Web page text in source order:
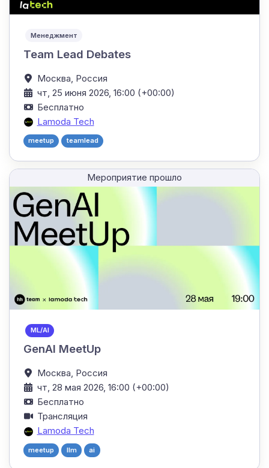
Менеджмент
Team Lead Debates
Москва, Россия
чт, 25 июня 2026, 16:00 (+00:00)
Бесплатно
Lamoda Tech
meetup teamlead
Мероприятие прошло
ML/AI
GenAI MeetUp
Москва, Россия
чт, 28 мая 2026, 16:00 (+00:00)
Бесплатно
Трансляция
Lamoda Tech
meetup llm ai